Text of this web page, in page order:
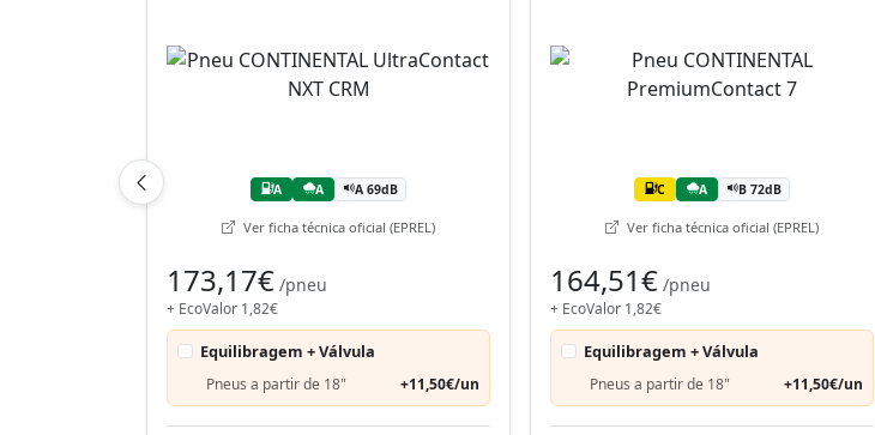
A A A 69dB
Ver ficha técnica oficial (EPREL)
173,17€ /pneu
+ EcoValor 1,82€
Equilibragem + Válvula
Pneus a partir de 18" +11,50€/un
C A B 72dB
Ver ficha técnica oficial (EPREL)
164,51€ /pneu
+ EcoValor 1,82€
Equilibragem + Válvula
Pneus a partir de 18" +11,50€/un